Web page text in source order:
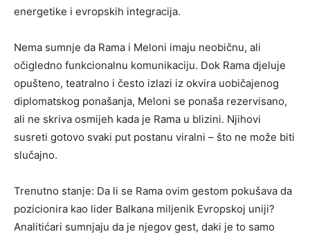
energetike i evropskih integracija.
Nema sumnje da Rama i Meloni imaju neobičnu, ali
očigledno funkcionalnu komunikaciju. Dok Rama djeluje
opušteno, teatralno i često izlazi iz okvira uobičajenog
diplomatskog ponašanja, Meloni se ponaša rezervisano,
ali ne skriva osmijeh kada je Rama u blizini. Njihovi
susreti gotovo svaki put postanu viralni – što ne može biti
slučajno.
Trenutno stanje: Da li se Rama ovim gestom pokušava da
pozicionira kao lider Balkana miljenik Evropskoj uniji?
Analitićari sumnjaju da je njegov gest, daki je to samo